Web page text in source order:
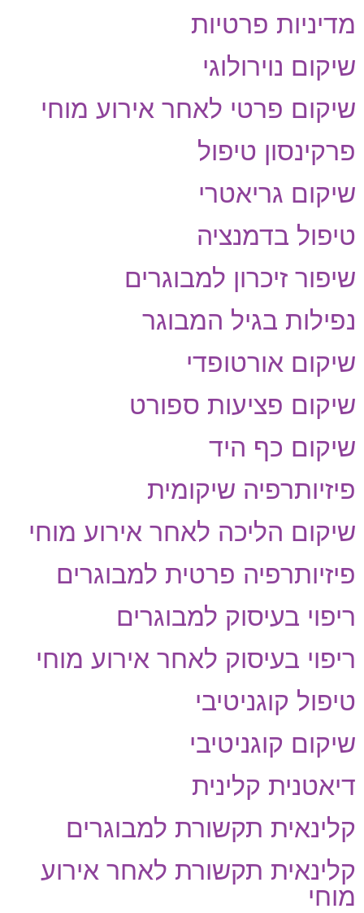
מדיניות פרטיות
שיקום נוירולוגי
שיקום פרטי לאחר אירוע מוחי
פרקינסון טיפול
שיקום גריאטרי
טיפול בדמנציה
שיפור זיכרון למבוגרים
נפילות בגיל המבוגר
שיקום אורטופדי
שיקום פציעות ספורט
שיקום כף היד
פיזיותרפיה שיקומית
שיקום הליכה לאחר אירוע מוחי
פיזיותרפיה פרטית למבוגרים
ריפוי בעיסוק למבוגרים
ריפוי בעיסוק לאחר אירוע מוחי
טיפול קוגניטיבי
שיקום קוגניטיבי
דיאטנית קלינית
קלינאית תקשורת למבוגרים
קלינאית תקשורת לאחר אירוע
מוחי